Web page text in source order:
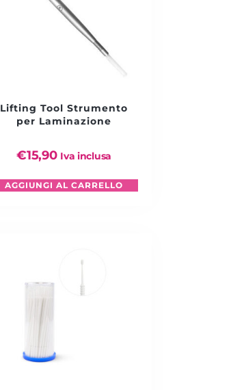
Lifting Tool Strumento
per Laminazione
€15,90 Iva inclusa
AGGIUNGI AL CARRELLO